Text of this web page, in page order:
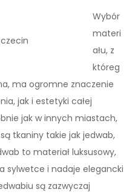
Wybór
materi
ału, z
któreg
ma ogromne znaczenie
jak i estetyki całej
jak w innych miastach,
tkaniny takie jak jedwab,
to materiał luksusowy,
sylwetce i nadaje elegancki
są zazwyczaj